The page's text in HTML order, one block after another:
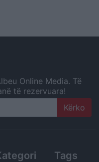
Online Media. Të
të rezervuara!
Tags